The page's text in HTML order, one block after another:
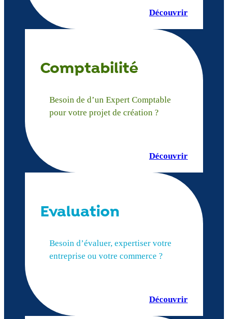
Découvrir
Comptabilité
Besoin de d’un Expert Comptable
pour votre projet de création ?
Découvrir
Evaluation
Besoin d’évaluer, expertiser votre
entreprise ou votre commerce ?
Découvrir